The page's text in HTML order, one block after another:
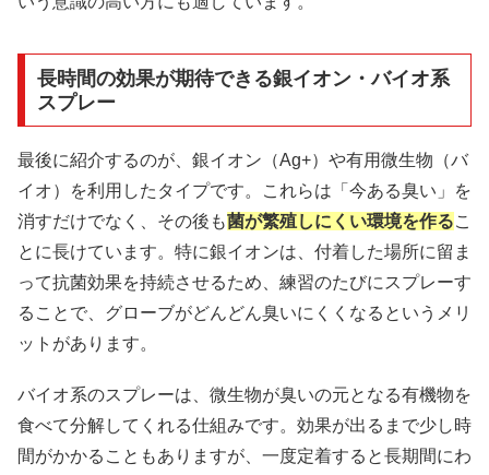
長時間の効果が期待できる銀イオン・バイオ系
スプレー
最後に紹介するのが、銀イオン（Ag+）や有用微生物（バ
イオ）を利用したタイプです。これらは「今ある臭い」を
消すだけでなく、その後も菌が繁殖しにくい環境を作るこ
とに長けています。特に銀イオンは、付着した場所に留ま
って抗菌効果を持続させるため、練習のたびにスプレーす
ることで、グローブがどんどん臭いにくくなるというメリ
ットがあります。
バイオ系のスプレーは、微生物が臭いの元となる有機物を
食べて分解してくれる仕組みです。効果が出るまで少し時
間がかかることもありますが、一度定着すると長期間にわ